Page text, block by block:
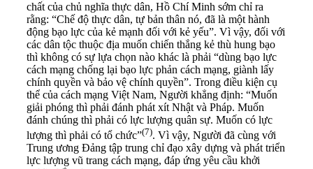
chất của chủ nghĩa thực dân, Hồ Chí Minh sớm chỉ ra
rằng: “Chế độ thực dân, tự bản thân nó, đã là một hành
động bạo lực của kẻ mạnh đối với kẻ yếu”. Vì vậy, đối với
các dân tộc thuộc địa muốn chiến thắng kẻ thù hung bạo
thì không có sự lựa chọn nào khác là phải “dùng bạo lực
cách mạng chống lại bạo lực phản cách mạng, giành lấy
chính quyền và bảo vệ chính quyền”. Trong điều kiện cụ
thể của cách mạng Việt Nam, Người khẳng định: “Muốn
giải phóng thì phải đánh phát xít Nhật và Pháp. Muốn
đánh chúng thì phải có lực lượng quân sự. Muốn có lực
lượng thì phải có tổ chức”(7). Vì vậy, Người đã cùng với
Trung ương Đảng tập trung chỉ đạo xây dựng và phát triển
lực lượng vũ trang cách mạng, đáp ứng yêu cầu khởi